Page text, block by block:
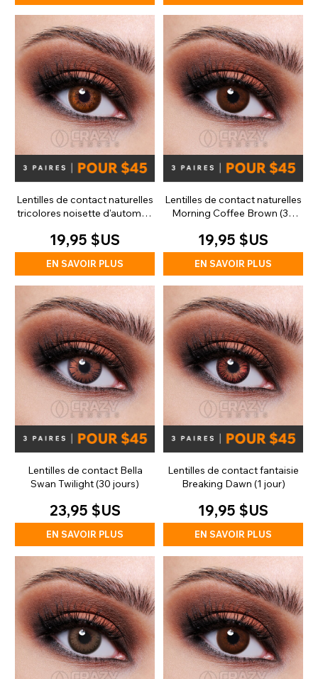
Lentilles de contact naturelles
tricolores noisette d'automne
19,95 $US
EN SAVOIR PLUS
Lentilles de contact naturelles
Morning Coffee Brown (30
19,95 $US
EN SAVOIR PLUS
Lentilles de contact Bella
Swan Twilight (30 jours)
23,95 $US
EN SAVOIR PLUS
Lentilles de contact fantaisie
Breaking Dawn (1 jour)
19,95 $US
EN SAVOIR PLUS